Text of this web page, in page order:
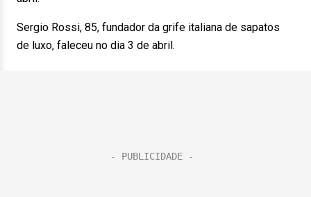
Sergio Rossi, 85, fundador da grife italiana de sapatos
de luxo, faleceu no dia 3 de abril.